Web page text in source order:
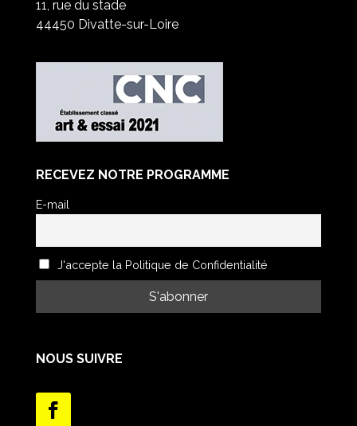
11, rue du stade
44450 Divatte-sur-Loire
RECEVEZ NOTRE PROGRAMME
E-mail
J'accepte la Politique de Confidentialité
NOUS SUIVRE